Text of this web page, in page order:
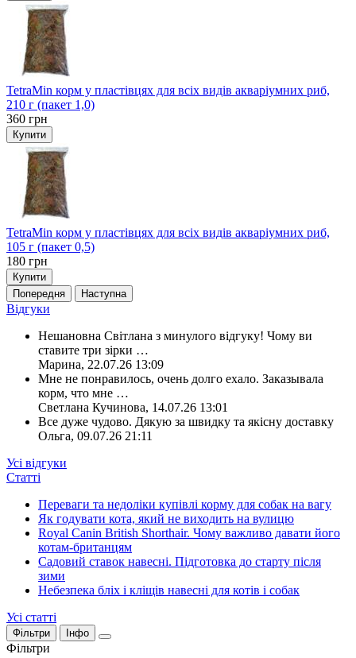
TetraMin корм у пластівцях для всіх видів акваріумних риб,
210 г (пакет 1,0)
360 грн
Купити
TetraMin корм у пластівцях для всіх видів акваріумних риб,
105 г (пакет 0,5)
180 грн
Купити
Попередня
Наступна
Відгуки
Нешановна Світлана з минулого відгуку! Чому ви
ставите три зірки …
Марина, 22.07.26 13:09
Мне не понравилось, очень долго ехало. Заказывала
корм, что мне …
Светлана Кучинова, 14.07.26 13:01
Все дуже чудово. Дякую за швидку та якісну доставку
Ольга, 09.07.26 21:11
Усі відгуки
Статті
Переваги та недоліки купівлі корму для собак на вагу
Як годувати кота, який не виходить на вулицю
Royal Canin British Shorthair. Чому важливо давати його
котам-британцям
Садовий ставок навесні. Підготовка до старту після
зими
Небезпека бліх і кліщів навесні для котів і собак
Усі статті
Фільтри Інфо
Фільтри